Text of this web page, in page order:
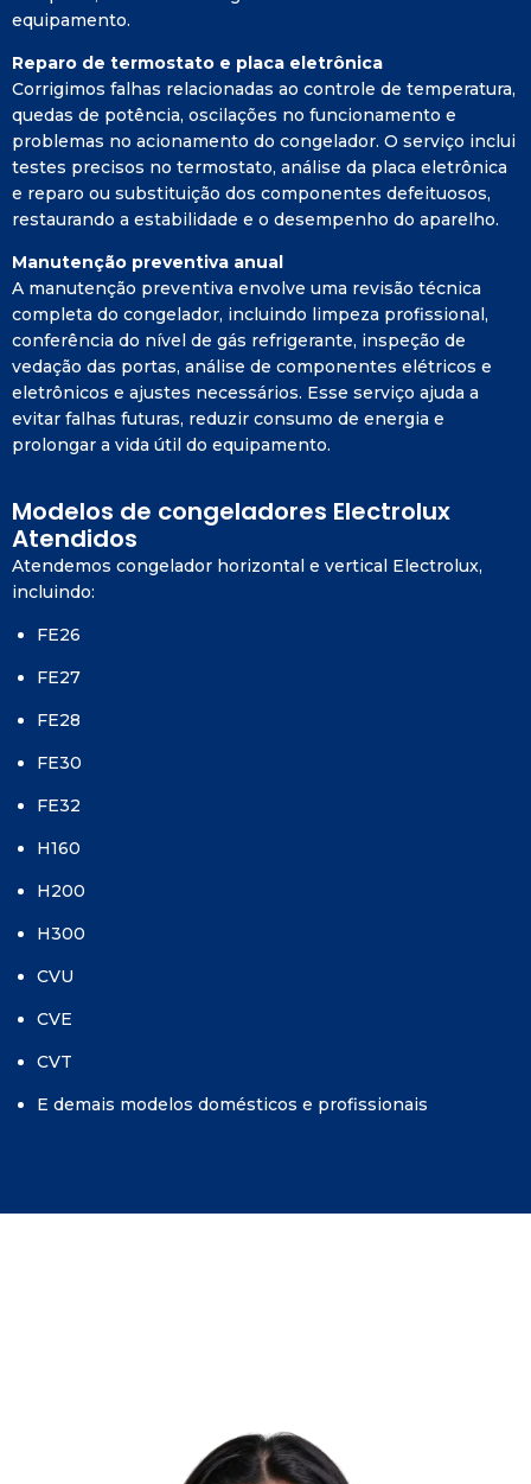
equipamento.
Reparo de termostato e placa eletrônica
Corrigimos falhas relacionadas ao controle de temperatura,
quedas de potência, oscilações no funcionamento e
problemas no acionamento do congelador. O serviço inclui
testes precisos no termostato, análise da placa eletrônica
e reparo ou substituição dos componentes defeituosos,
restaurando a estabilidade e o desempenho do aparelho.
Manutenção preventiva anual
A manutenção preventiva envolve uma revisão técnica
completa do congelador, incluindo limpeza profissional,
conferência do nível de gás refrigerante, inspeção de
vedação das portas, análise de componentes elétricos e
eletrônicos e ajustes necessários. Esse serviço ajuda a
evitar falhas futuras, reduzir consumo de energia e
prolongar a vida útil do equipamento.
Modelos de congeladores Electrolux
Atendidos
Atendemos congelador horizontal e vertical Electrolux,
incluindo:
FE26
FE27
FE28
FE30
FE32
H160
H200
H300
CVU
CVE
CVT
E demais modelos domésticos e profissionais